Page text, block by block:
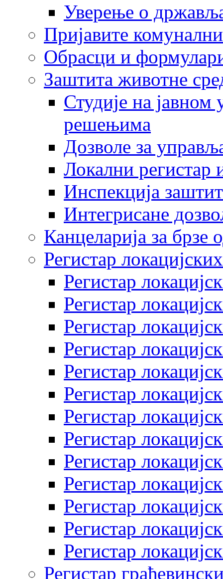
Уверење о
Пријавите
Обрасци и
Заштита животне
Студије на
решењима
Дозволе за
Локални регистар
Инспекција
Интегрисане
Канцеларија за брзе
Регистар
Регистар
Регистар
Регистар
Регистар
Регистар
Регистар
Регистар
Регистар
Регистар
Регистар
Регистар
Регистар
Регистар
Регистар